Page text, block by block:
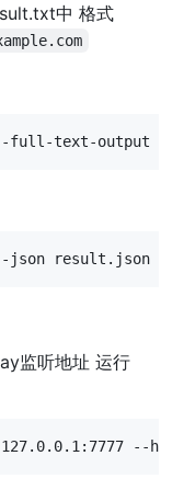
中 格式
监听地址 运行